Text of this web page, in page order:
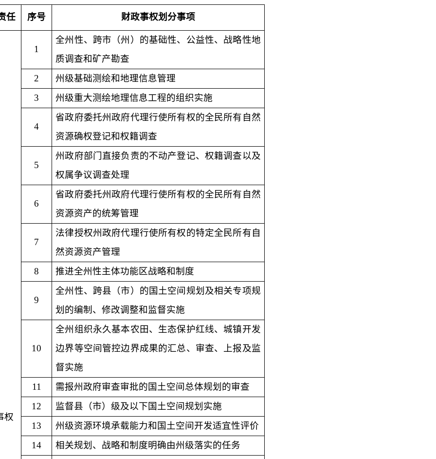
任 序号 财政事权划分事项
权
1
全州性、跨市（州）的基础性、公益性、战略性地
质调查和矿产勘查
2
州级基础测绘和地理信息管理
3
州级重大测绘地理信息工程的组织实施
4
省政府委托州政府代理行使所有权的全民所有自然
资源确权登记和权籍调查
5
州政府部门直接负责的不动产登记、权籍调查以及
权属争议调查处理
6
省政府委托州政府代理行使所有权的全民所有自然
资源资产的统筹管理
7
法律授权州政府代理行使所有权的特定全民所有自
然资源资产管理
8
推进全州性主体功能区战略和制度
9
全州性、跨县（市）的国土空间规划及相关专项规
划的编制、修改调整和监督实施
10
全州组织永久基本农田、生态保护红线、城镇开发
边界等空间管控边界成果的汇总、审查、上报及监
督实施
11
需报州政府审查审批的国土空间总体规划的审查
12
监督县（市）级及以下国土空间规划实施
13
州级资源环境承载能力和国土空间开发适宜性评价
14
相关规划、战略和制度明确由州级落实的任务